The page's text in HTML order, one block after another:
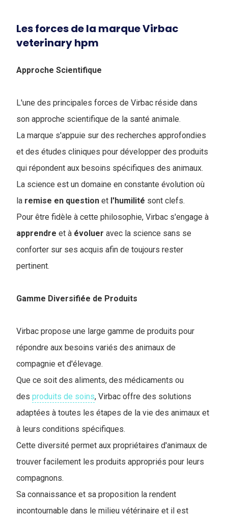
Les forces de la marque Virbac
veterinary hpm
Approche Scientifique
L'une des principales forces de Virbac réside dans
son approche scientifique de la santé animale.
La marque s'appuie sur des recherches approfondies
et des études cliniques pour développer des produits
qui répondent aux besoins spécifiques des animaux.
La science est un domaine en constante évolution où
la remise en question et l'humilité sont clefs.
Pour être fidèle à cette philosophie, Virbac s'engage à
apprendre et à évoluer avec la science sans se
conforter sur ses acquis afin de toujours rester
pertinent.
Gamme Diversifiée de Produits
Virbac propose une large gamme de produits pour
répondre aux besoins variés des animaux de
compagnie et d'élevage.
Que ce soit des aliments, des médicaments ou
des produits de soins, Virbac offre des solutions
adaptées à toutes les étapes de la vie des animaux et
à leurs conditions spécifiques.
Cette diversité permet aux propriétaires d'animaux de
trouver facilement les produits appropriés pour leurs
compagnons.
Sa connaissance et sa proposition la rendent
incontournable dans le milieu vétérinaire et il est